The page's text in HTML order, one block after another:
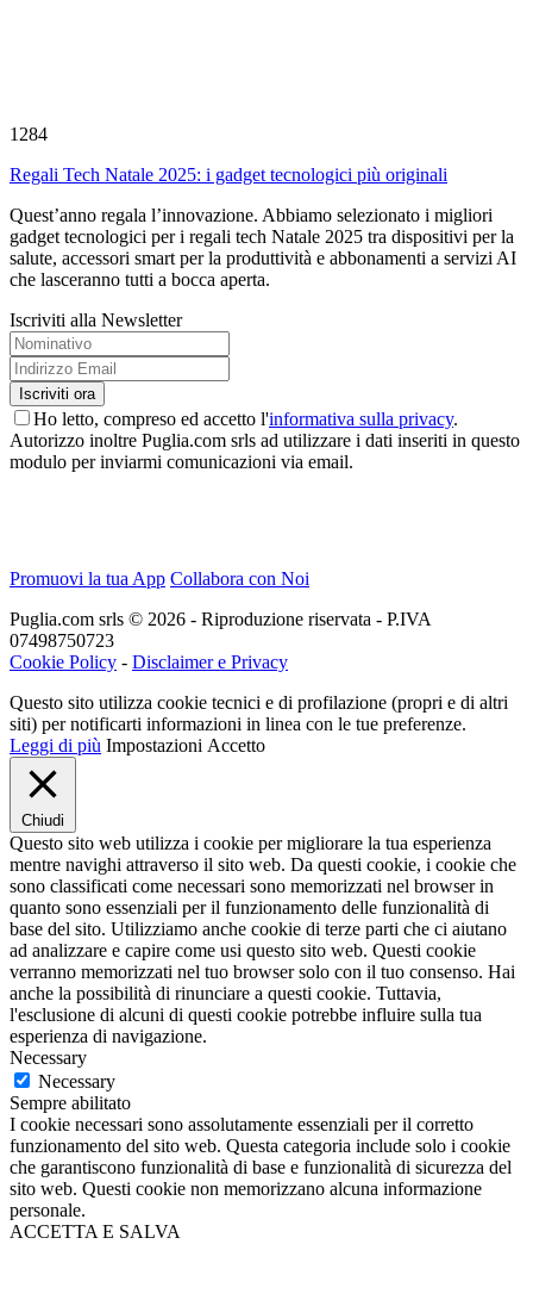
1284
Regali Tech Natale 2025: i gadget tecnologici più originali
Quest’anno regala l’innovazione. Abbiamo selezionato i migliori
gadget tecnologici per i regali tech Natale 2025 tra dispositivi per la
salute, accessori smart per la produttività e abbonamenti a servizi AI
che lasceranno tutti a bocca aperta.
Iscriviti alla Newsletter
Ho letto, compreso ed accetto l'informativa sulla privacy.
Autorizzo inoltre Puglia.com srls ad utilizzare i dati inseriti in questo
modulo per inviarmi comunicazioni via email.
Promuovi la tua App Collabora con Noi
Puglia.com srls © 2026 - Riproduzione riservata - P.IVA
07498750723
Cookie Policy - Disclaimer e Privacy
Questo sito utilizza cookie tecnici e di profilazione (propri e di altri
siti) per notificarti informazioni in linea con le tue preferenze.
Leggi di più Impostazioni Accetto
Chiudi
Questo sito web utilizza i cookie per migliorare la tua esperienza
mentre navighi attraverso il sito web. Da questi cookie, i cookie che
sono classificati come necessari sono memorizzati nel browser in
quanto sono essenziali per il funzionamento delle funzionalità di
base del sito. Utilizziamo anche cookie di terze parti che ci aiutano
ad analizzare e capire come usi questo sito web. Questi cookie
verranno memorizzati nel tuo browser solo con il tuo consenso. Hai
anche la possibilità di rinunciare a questi cookie. Tuttavia,
l'esclusione di alcuni di questi cookie potrebbe influire sulla tua
esperienza di navigazione.
Necessary
Necessary
Sempre abilitato
I cookie necessari sono assolutamente essenziali per il corretto
funzionamento del sito web. Questa categoria include solo i cookie
che garantiscono funzionalità di base e funzionalità di sicurezza del
sito web. Questi cookie non memorizzano alcuna informazione
personale.
ACCETTA E SALVA